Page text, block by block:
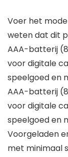
Voer het
weten dat dit
AAA-batterij
voor digitale
speelgoed en
AAA-batterij
voor digitale
speelgoed en
Voorgeladen
met minimaal